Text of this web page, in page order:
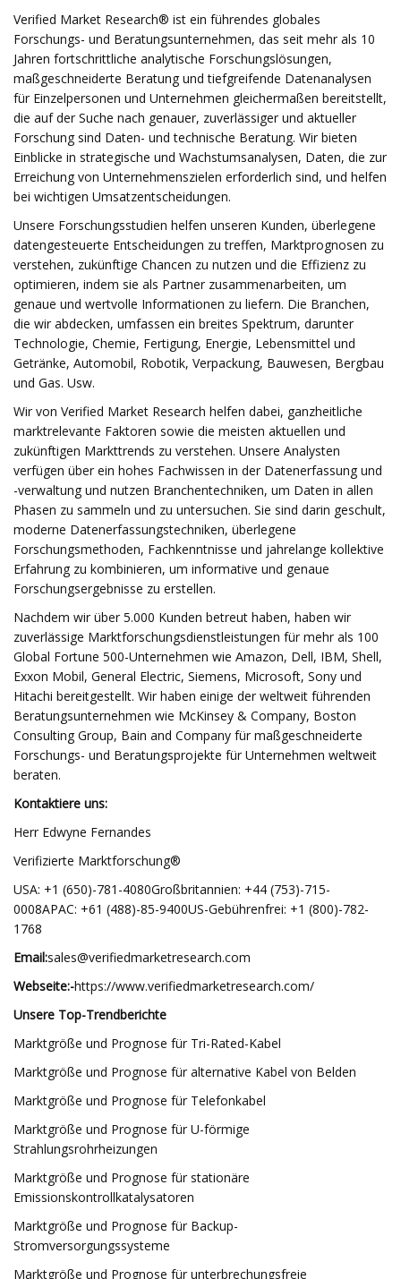
Verified Market Research® ist ein führendes globales
Forschungs- und Beratungsunternehmen, das seit mehr als 10
Jahren fortschrittliche analytische Forschungslösungen,
maßgeschneiderte Beratung und tiefgreifende Datenanalysen
für Einzelpersonen und Unternehmen gleichermaßen bereitstellt,
die auf der Suche nach genauer, zuverlässiger und aktueller
Forschung sind Daten- und technische Beratung. Wir bieten
Einblicke in strategische und Wachstumsanalysen, Daten, die zur
Erreichung von Unternehmenszielen erforderlich sind, und helfen
bei wichtigen Umsatzentscheidungen.
Unsere Forschungsstudien helfen unseren Kunden, überlegene
datengesteuerte Entscheidungen zu treffen, Marktprognosen zu
verstehen, zukünftige Chancen zu nutzen und die Effizienz zu
optimieren, indem sie als Partner zusammenarbeiten, um
genaue und wertvolle Informationen zu liefern. Die Branchen,
die wir abdecken, umfassen ein breites Spektrum, darunter
Technologie, Chemie, Fertigung, Energie, Lebensmittel und
Getränke, Automobil, Robotik, Verpackung, Bauwesen, Bergbau
und Gas. Usw.
Wir von Verified Market Research helfen dabei, ganzheitliche
marktrelevante Faktoren sowie die meisten aktuellen und
zukünftigen Markttrends zu verstehen. Unsere Analysten
verfügen über ein hohes Fachwissen in der Datenerfassung und
-verwaltung und nutzen Branchentechniken, um Daten in allen
Phasen zu sammeln und zu untersuchen. Sie sind darin geschult,
moderne Datenerfassungstechniken, überlegene
Forschungsmethoden, Fachkenntnisse und jahrelange kollektive
Erfahrung zu kombinieren, um informative und genaue
Forschungsergebnisse zu erstellen.
Nachdem wir über 5.000 Kunden betreut haben, haben wir
zuverlässige Marktforschungsdienstleistungen für mehr als 100
Global Fortune 500-Unternehmen wie Amazon, Dell, IBM, Shell,
Exxon Mobil, General Electric, Siemens, Microsoft, Sony und
Hitachi bereitgestellt. Wir haben einige der weltweit führenden
Beratungsunternehmen wie McKinsey & Company, Boston
Consulting Group, Bain and Company für maßgeschneiderte
Forschungs- und Beratungsprojekte für Unternehmen weltweit
beraten.
Kontaktiere uns:
Herr Edwyne Fernandes
Verifizierte Marktforschung®
USA: +1 (650)-781-4080Großbritannien: +44 (753)-715-
0008APAC: +61 (488)-85-9400US-Gebührenfrei: +1 (800)-782-
1768
Email:sales@verifiedmarketresearch.com
Webseite:-https://www.verifiedmarketresearch.com/
Unsere Top-Trendberichte
Marktgröße und Prognose für Tri-Rated-Kabel
Marktgröße und Prognose für alternative Kabel von Belden
Marktgröße und Prognose für Telefonkabel
Marktgröße und Prognose für U-förmige
Strahlungsrohrheizungen
Marktgröße und Prognose für stationäre
Emissionskontrollkatalysatoren
Marktgröße und Prognose für Backup-
Stromversorgungssysteme
Marktgröße und Prognose für unterbrechungsfreie